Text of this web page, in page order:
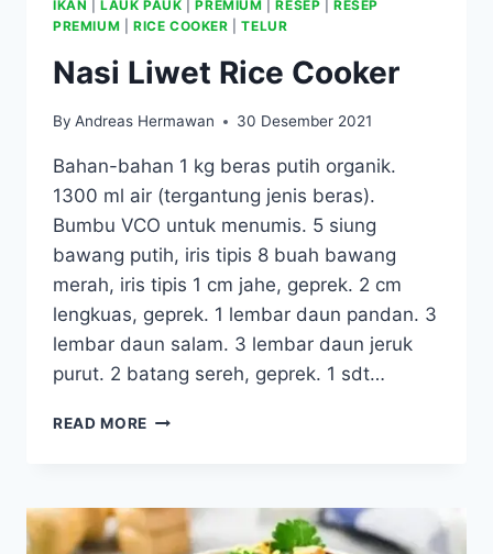
IKAN LAUK PAUK PREMIUM RESEP
RESEP
PREMIUM
RICE COOKER |TELUR
Nasi Liwet Rice Cooker
By Andreas Hermawan 30 Desember 2021
Bahan-bahan 1 kg beras putih organik.
1300 ml air (tergantung jenis beras).
Bumbu VCO untuk menumis. 5 siung
bawang putih, iris tipis 8 buah bawang
merah, iris tipis 1 cm jahe, geprek. 2 cm
lengkuas, geprek. 1 lembar daun pandan. 3
lembar daun salam. 3 lembar daun jeruk
purut. 2 batang sereh, geprek. 1 sdt…
READ MORE NASI